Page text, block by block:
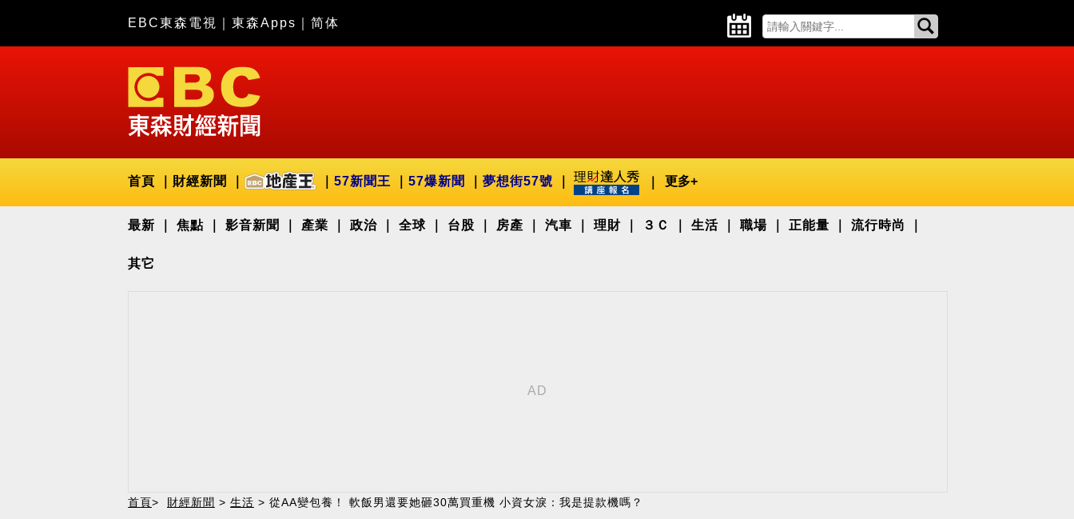
EBC東森電視 東森Apps 简体
首頁 財經新聞 57新聞王 57爆新聞 夢想街57號 更多+
最新 焦點 影音新聞 產業 政治 全球 台股 房產 汽車 理財 ３Ｃ 生活 職場 正能量 流行時尚
其它
首頁> 財經新聞 > 生活 > 從AA變包養！ 軟飯男還要她砸30萬買重機 小資女淚：我是提款機嗎？